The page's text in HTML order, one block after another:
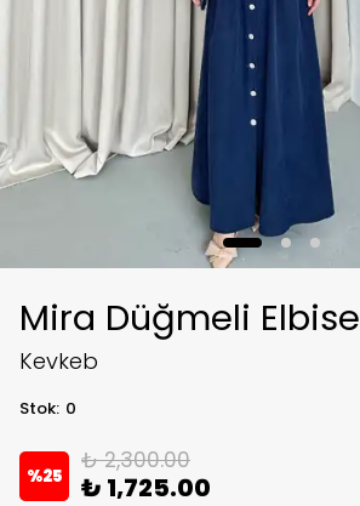
Mira Düğmeli Elbise
Kevkeb
Stok: 0
%25
₺ 2,300.00
₺ 1,725.00